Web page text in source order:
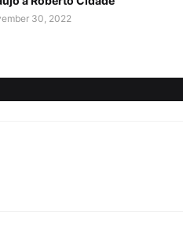
30, 2022